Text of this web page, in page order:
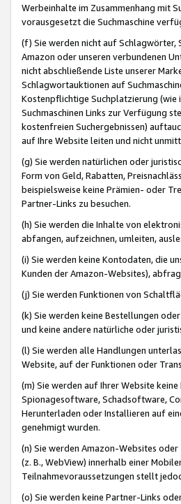
Werbeinhalte im Zusammenhang mit
vorausgesetzt die Suchmaschine
(f) Sie werden nicht auf Schlagwörter,
Amazon oder unseren verbundenen
nicht abschließende Liste unserer
Schlagwortauktionen auf
Kostenpflichtige Suchplatzierung (wie
Suchmaschinen Links zur Verfügung
kostenfreien Suchergebnissen)
auf Ihre Website leiten und nicht
(g) Sie werden natürlichen oder
Form von Geld, Rabatten,
beispielsweise keine Prämien- oder
Partner-Links zu besuchen.
(h) Sie werden die Inhalte von
abfangen, aufzeichnen, umleiten,
(i) Sie werden keine Kontodaten, die
Kunden der Amazon-Websites),
(j) Sie werden Funktionen von
(k) Sie werden keine Bestellungen
und keine andere natürliche oder
(l) Sie werden alle Handlungen
Website, auf der Funktionen oder
(m) Sie werden auf Ihrer Website
Spionagesoftware, Schadsoftware,
Herunterladen oder Installieren auf
genehmigt wurden.
(n) Sie werden Amazon-Websites
(z. B., WebView) innerhalb einer
Teilnahmevoraussetzungen stellt
(o) Sie werden keine Partner-Links